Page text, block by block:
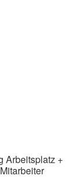
Arbeitsplatz +